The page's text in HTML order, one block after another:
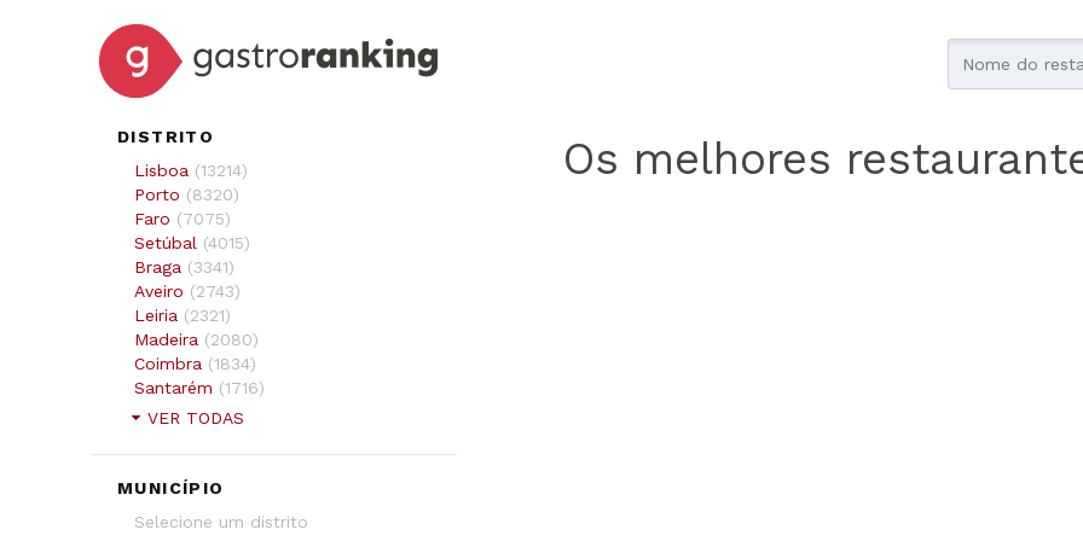
DISTRITO
Lisboa (13214)
Porto (8320)
Faro (7075)
Setúbal (4015)
Braga (3341)
Aveiro (2743)
Leiria (2321)
Madeira (2080)
Coimbra (1834)
Santarém (1716)
VER TODAS
MUNICÍPIO
Selecione um distrito
Os melhores